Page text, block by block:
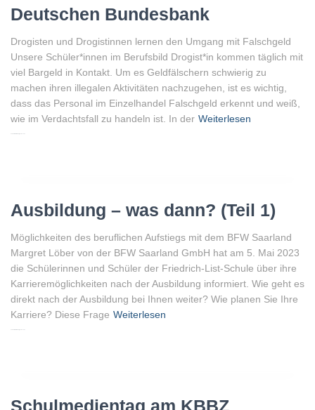
Deutschen Bundesbank
Drogisten und Drogistinnen lernen den Umgang mit Falschgeld
Unsere Schüler*innen im Berufsbild Drogist*in kommen täglich mit
viel Bargeld in Kontakt. Um es Geldfälschern schwierig zu
machen ihren illegalen Aktivitäten nachzugehen, ist es wichtig,
dass das Personal im Einzelhandel Falschgeld erkennt und weiß,
wie im Verdachtsfall zu handeln ist. In der Weiterlesen
Ausbildung – was dann? (Teil 1)
Möglichkeiten des beruflichen Aufstiegs mit dem BFW Saarland
Margret Löber von der BFW Saarland GmbH hat am 5. Mai 2023
die Schülerinnen und Schüler der Friedrich-List-Schule über ihre
Karrieremöglichkeiten nach der Ausbildung informiert. Wie geht es
direkt nach der Ausbildung bei Ihnen weiter? Wie planen Sie Ihre
Karriere? Diese Frage Weiterlesen
Schulmedientag am KBBZ